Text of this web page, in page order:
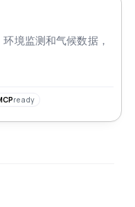
境监测和气候数据，
ready